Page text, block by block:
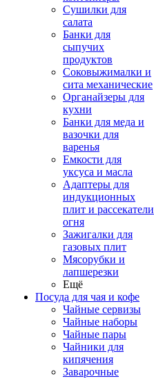
Сушилки для
салата
Банки для
сыпучих
продуктов
Соковыжималки и
сита механические
Органайзеры для
кухни
Банки для меда и
вазочки для
варенья
Емкости для
уксуса и масла
Адаптеры для
индукционных
плит и рассекатели
огня
Зажигалки для
газовых плит
Мясорубки и
лапшерезки
Ещё
Посуда для чая и кофе
Чайные сервизы
Чайные наборы
Чайные пары
Чайники для
кипячения
Заварочные